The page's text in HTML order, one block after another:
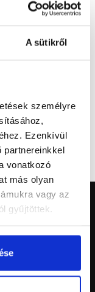
A sütikről
személyre
Ezenkívül
partnereinkkel
vonatkozó
más olyan
vagy az
gyűjtöttek.